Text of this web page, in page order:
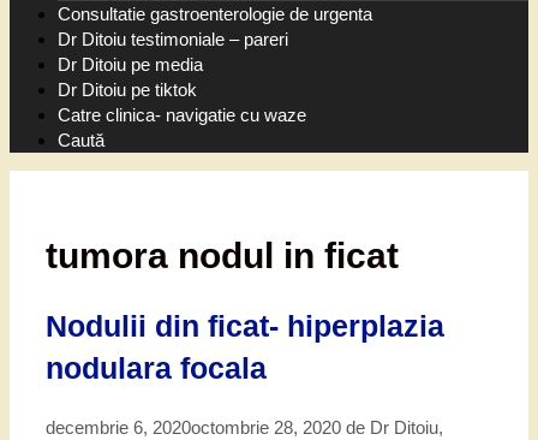
Consultatie gastroenterologie de urgenta
Dr Ditoiu testimoniale – pareri
Dr Ditoiu pe media
Dr Ditoiu pe tiktok
Catre clinica- navigatie cu waze
Caută
tumora nodul in ficat
Nodulii din ficat- hiperplazia
nodulara focala
decembrie 6, 2020octombrie 28, 2020 de Dr Ditoiu,